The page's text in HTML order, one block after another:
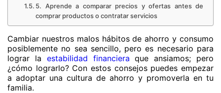
5. Aprende a comparar precios y ofertas antes de
comprar productos o contratar servicios
Cambiar nuestros malos hábitos de ahorro y consumo
posiblemente no sea sencillo, pero es necesario para
lograr la estabilidad financiera que ansiamos; pero
¿cómo lograrlo? Con estos consejos puedes empezar
a adoptar una cultura de ahorro y promoverla en tu
familia.